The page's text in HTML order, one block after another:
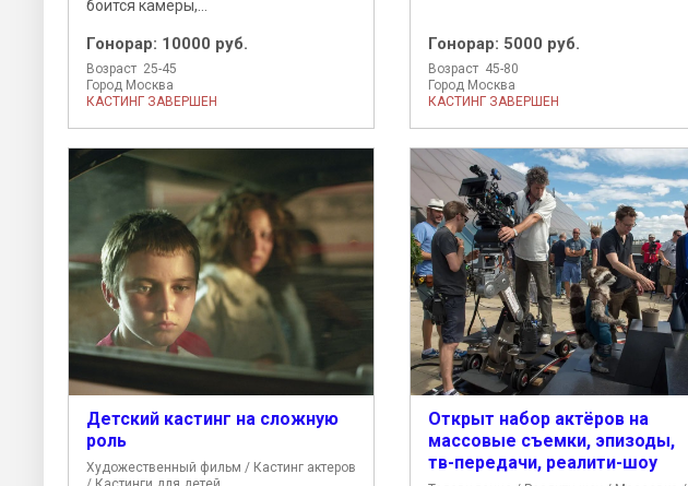
боится камеры,...
Гонорар: 10000 руб.
Возраст 25-45
Город Москва
КАСТИНГ ЗАВЕРШЕН
Гонорар: 5000 руб.
Возраст 45-80
Город Москва
КАСТИНГ ЗАВЕРШЕН
Детский кастинг на сложную
роль
Художественный фильм / Кастинг актеров
Открыт набор актёров на
массовые съемки, эпизоды,
тв-передачи, реалити-шоу